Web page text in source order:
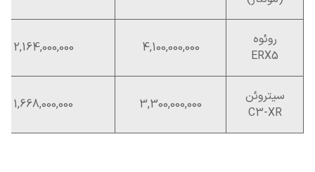
روئوه
ERX5
4,100,000,000
2,164,000,000
سیتروئن
C3-XR
3,300,000,000
1,668,000,000